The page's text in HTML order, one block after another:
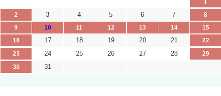
2
3 4 5 6 7
8
9
10 11 12 13 14
15
16
17 18 19 20 21
22
23
24 25 26 27 28
29
30
31